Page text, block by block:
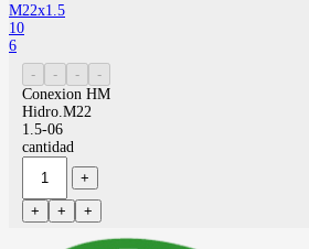
M22x1.5
10
6
Conexion HM
Hidro.M22
1.5-06
cantidad